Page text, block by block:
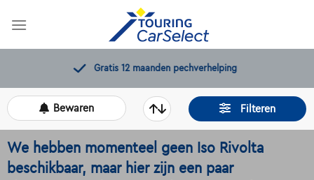
Gratis 12 maanden pechverhelping
Filteren
Bewaren
We hebben momenteel geen Iso Rivolta
beschikbaar, maar hier zijn een paar